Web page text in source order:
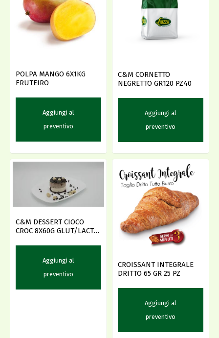
POLPA MANGO 6X1KG
FRUTEIRO
Aggiungi al
preventivo
C&M CORNETTO
NEGRETTO GR120 PZ40
Aggiungi al
preventivo
C&M DESSERT CIOCO
CROC 8X60G GLUT/LACT
Aggiungi al
preventivo
CROISSANT INTEGRALE
DRITTO 65 GR 25 PZ
Aggiungi al
preventivo